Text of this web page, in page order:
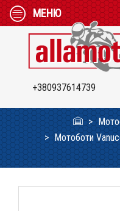
МЕНЮ
+380937614739
Мотоботи